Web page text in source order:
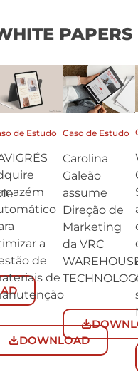
PAPERS
de Estudo
a
de
de
DOWNLOAD
Caso de Estudo
Carolina
Galeão
assume
Direção de
Marketing
da VRC